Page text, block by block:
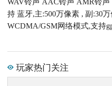
WAV铃声 AAC铃声 AMR铃声
持 蓝牙,主:500万像素 , 副:30
WCDMA/GSM网络模式,支持
玩家热门关注